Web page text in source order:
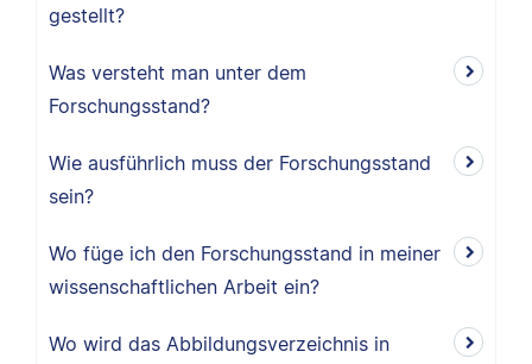
gestellt?
Was versteht man unter dem
Forschungsstand?
Wie ausführlich muss der Forschungsstand
sein?
Wo füge ich den Forschungsstand in meiner
wissenschaftlichen Arbeit ein?
Wo wird das Abbildungsverzeichnis in